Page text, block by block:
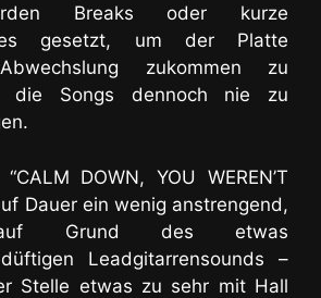
Breaks oder kurze
gesetzt, um der Platte
zukommen zu
die Songs dennoch nie zu
DOWN, YOU WEREN’T
Dauer ein wenig anstrengend,
Grund des etwas
Leadgitarrensounds –
Stelle etwas zu sehr mit Hall